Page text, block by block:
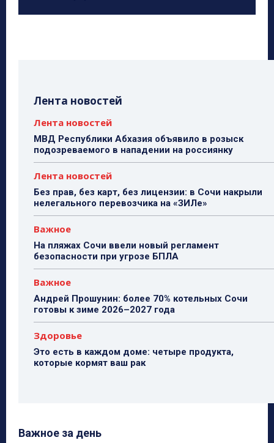
Лента новостей
Лента новостей
МВД Республики Абхазия объявило в розыск
подозреваемого в нападении на россиянку
Лента новостей
Без прав, без карт, без лицензии: в Сочи накрыли
нелегального перевозчика на «ЗИЛе»
Важное
На пляжах Сочи ввели новый регламент
безопасности при угрозе БПЛА
Важное
Андрей Прошунин: более 70% котельных Сочи
готовы к зиме 2026–2027 года
Здоровье
Это есть в каждом доме: четыре продукта,
которые кормят ваш рак
Важное за день